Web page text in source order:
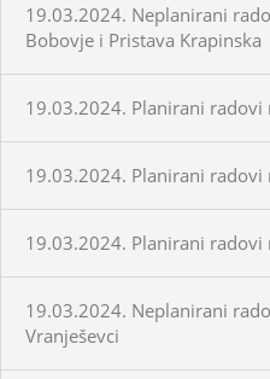
19.03.2024. Neplanirani
Bobovje i Pristava Krapinska
19.03.2024. Planirani
19.03.2024. Planirani
19.03.2024. Planirani
19.03.2024. Neplanirani
Vranješevci